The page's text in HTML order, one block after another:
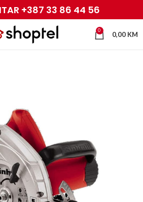
+387 33 86 44 56
0 0,00 KM